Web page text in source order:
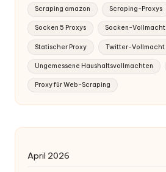
Scraping amazon Scraping-Proxys
Socken 5 Proxys Socken-Vollmacht
Statischer Proxy Twitter-Vollmacht
Ungemessene Haushaltsvollmachten
Proxy für Web-Scraping
April 2026